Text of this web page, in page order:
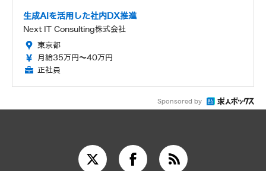
生成AIを活用した社内DX推進
Next IT Consulting株式会社
東京都
月給35万円～40万円
正社員
Sponsored by